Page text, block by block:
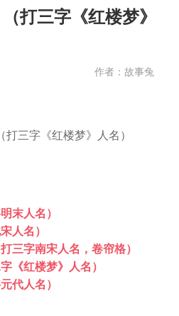
打三字《红楼梦》
作者：故事兔
三字《红楼梦》人名）
末人名）
人名）
三字南宋人名，卷帘格）
《红楼梦》人名）
代人名）